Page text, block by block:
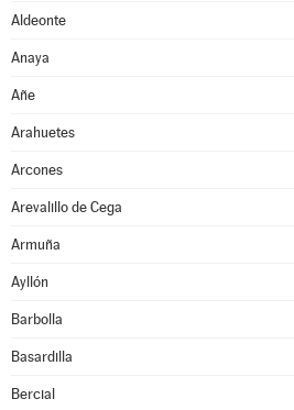
Aldeonte
Anaya
Añe
Arahuetes
Arcones
Arevalillo de Cega
Armuña
Ayllón
Barbolla
Basardilla
Bercial